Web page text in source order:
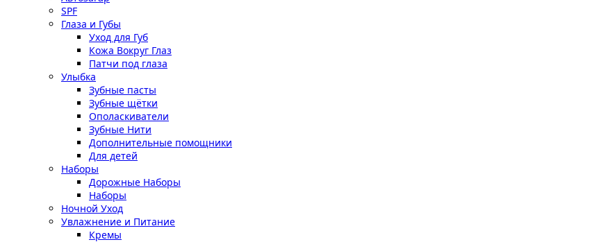
SPF
Глаза и Губы
Уход для Губ
Кожа Вокруг Глаз
Патчи под глаза
Улыбка
Зубные пасты
Зубные щётки
Ополаскиватели
Зубные Нити
Дополнительные помощники
Для детей
Наборы
Дорожные Наборы
Наборы
Ночной Уход
Увлажнение и Питание
Кремы